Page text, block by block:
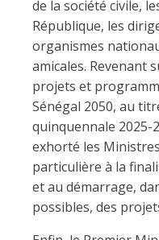
de la société civile,
République, les
organismes
amicales. Revenant
projets et
Sénégal 2050, au
quinquennale 2025-
exhorté les
particulière à la
et au démarrage,
possibles, des